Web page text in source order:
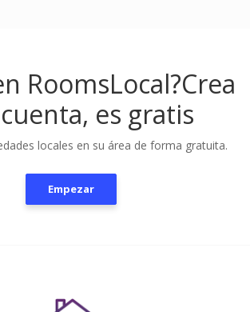
RoomsLocal?Crea
es gratis
locales en su área de forma gratuita.
Empezar